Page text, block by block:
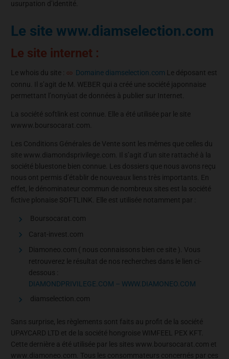
usurpation d’identité.
Le site www.diamselection.com
Le site internet :
Le whois du site : Domaine diamselection.com Le déposant est
connu. Il s’agit de M. WEBER qui a créé une société japonnaise
permettant l’nonyùat de données à publier sur Internet.
La société softlink est connue. Elle a été utilisée par le site
wwww.boursocarat.com.
Les Conditions Générales de Vente sont les mêmes que celles du
site www.diamondsprivilege.com. Il s’agit d’un site rattaché à la
société bluestone bien connue. Les dossiers que nous avons reçu
nous ont permis d’établir de nouveaux liens très importants. En
effet, le dénominateur commun de nombreux sites est la société
fictive plonaise SOFTLINK. Elle est utilisée notamment par :
Boursocarat.com
Carat-invest.com
Diamoneo.com ( nous connaissons bien ce site ). Vous
retrouverez le résultat de nos recherches dans le lien ci-
dessous :
DIAMONDPRIVILEGE.COM – WWW.DIAMONEO.COM
diamselection.com
Sans surprise, les règlements sont faits au profit de la société
UPAYCARD LTD et de la société hongroise WIMFEEL PEX KFT.
Cette dernière a été utilisée par les sites www.boursocarat.com et
www.diamoneo.com. Tous les consommateurs concernés par ces